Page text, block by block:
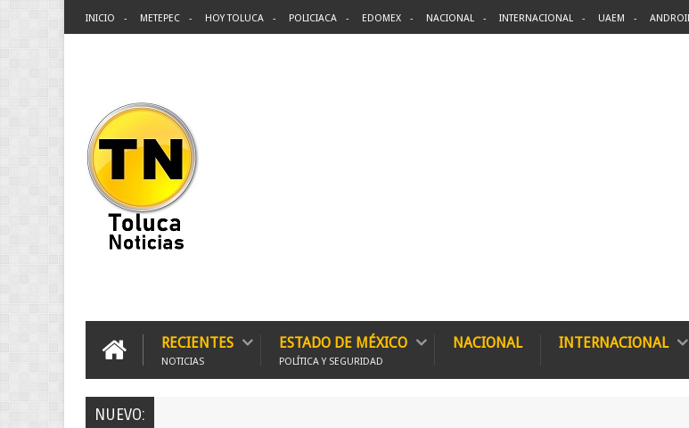
INICIO METEPEC HOY TOLUCA POLICIACA EDOMEX NACIONAL INTERNACIONAL UAEM
RECIENTES
NOTICIAS
ESTADO DE MÉXICO
POLÍTICA Y SEGURIDAD
NACIONAL INTERNACIONAL
NUEVO: